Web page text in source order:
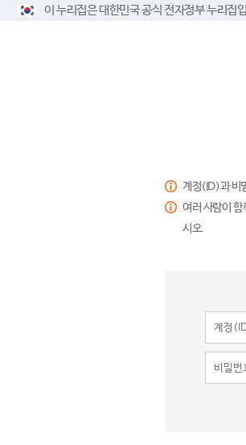
이 누리집은 대한민국 공식 전자정부 누리집
계정(ID)과 비
여러 사람이
시오.